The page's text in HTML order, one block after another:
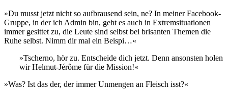
»Du musst jetzt nicht so aufbrausend sein, ne? In meiner Facebook-
Gruppe, in der ich Admin bin, geht es auch in Extremsituationen
immer gesittet zu, die Leute sind selbst bei brisanten Themen die
Ruhe selbst. Nimm dir mal ein Beispi…«
»Tscherno, hör zu. Entscheide dich jetzt. Denn ansonsten holen
wir Helmut-Jérôme für die Mission!«
»Was? Ist das der, der immer Unmengen an Fleisch isst?«